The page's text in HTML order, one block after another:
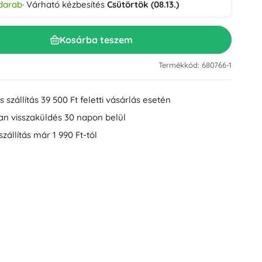
WC-kiegészítők
Kád- és zuhanykiegészítők
· Várható kézbesítés Csütörtök (08.13.)
Kosárba teszem
Termékkód: 680766-1
szállítás 39 500 Ft feletti vásárlás esetén
visszaküldés 30 napon belül
már 1 990 Ft-tól